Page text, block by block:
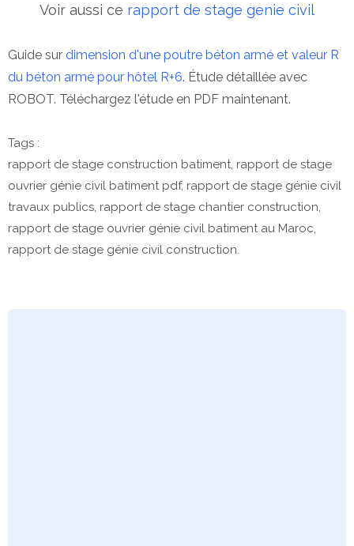
Voir aussi ce rapport de stage genie civil
Guide sur dimension d'une poutre béton armé et valeur R
du béton armé pour hôtel R+6. Étude détaillée avec
ROBOT. Téléchargez l'étude en PDF maintenant.
Tags :
rapport de stage construction batiment, rapport de stage
ouvrier génie civil batiment pdf, rapport de stage génie civil
travaux publics, rapport de stage chantier construction,
rapport de stage ouvrier génie civil batiment au Maroc,
rapport de stage génie civil construction.